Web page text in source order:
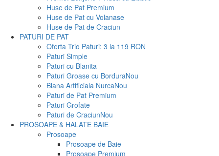
Huse de Pat Premium
Huse de Pat cu Volanase
Huse de Pat de Craciun
PATURI DE PAT
Oferta Trio Paturi: 3 la 119 RON
Paturi Simple
Paturi cu Blanita
Paturi Groase cu BorduraNou
Blana Artificiala NurcaNou
Paturi de Pat Premium
Paturi Grofate
Paturi de CraciunNou
PROSOAPE & HALATE BAIE
Prosoape
Prosoape de Baie
Prosoape Premium